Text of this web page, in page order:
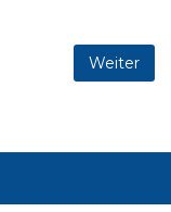
Weiter